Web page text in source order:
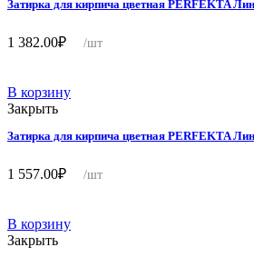
Затирка для кирпича цветная PERFEKTA
1 382.00₽ /шт
В корзину
Закрыть
Затирка для кирпича цветная PERFEKTA
1 557.00₽ /шт
В корзину
Закрыть